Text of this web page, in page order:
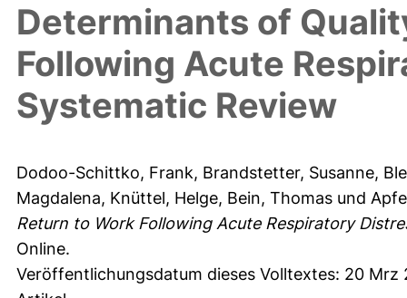
Determinants of
Following Acute
Systematic Review
Dodoo-Schittko, Frank, Brandstetter, Susanne,
Magdalena, Knüttel, Helge, Bein, Thomas und
Return to Work Following Acute Respiratory
Online.
Veröffentlichungsdatum dieses Volltextes: 20 Mrz